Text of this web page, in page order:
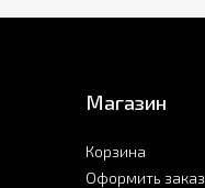
Магазин
Корзина
Оформить заказ